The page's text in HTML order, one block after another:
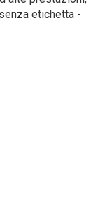
etichetta -